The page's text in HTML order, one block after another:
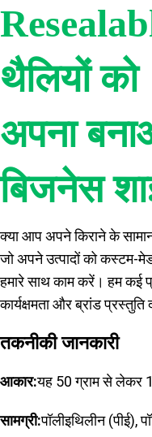
थैलियों को
अपना
बिजनेस
क्या आप अपने किराने के
जो अपने उत्पादों को कस्टम-
हमारे साथ काम करें। हम कई
कार्यक्षमता और ब्रांड
तकनीकी जानकारी
आकार:यह 50 ग्राम से लेकर
सामग्री:पॉलीइथिलीन (पीई),